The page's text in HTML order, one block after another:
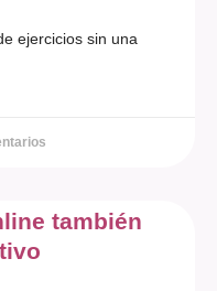
ejercicios sin una
también